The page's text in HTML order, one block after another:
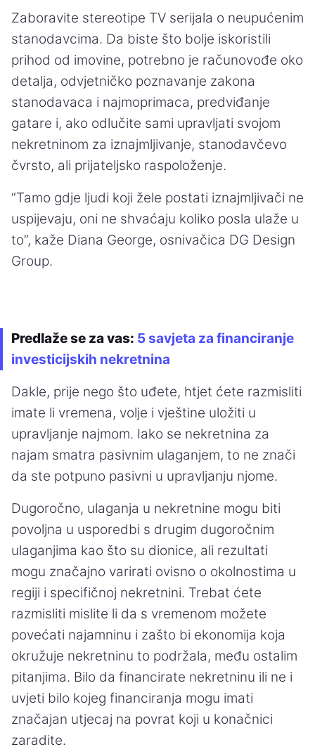
Zaboravite stereotipe TV serijala o neupućenim
stanodavcima. Da biste što bolje iskoristili
prihod od imovine, potrebno je računovođe oko
detalja, odvjetničko poznavanje zakona
stanodavaca i najmoprimaca, predviđanje
gatare i, ako odlučite sami upravljati svojom
nekretninom za iznajmljivanje, stanodavčevo
čvrsto, ali prijateljsko raspoloženje.
“Tamo gdje ljudi koji žele postati iznajmljivači ne
uspijevaju, oni ne shvaćaju koliko posla ulaže u
to”, kaže Diana George, osnivačica DG Design
Group.
Predlaže se za vas: 5 savjeta za financiranje
investicijskih nekretnina
Dakle, prije nego što uđete, htjet ćete razmisliti
imate li vremena, volje i vještine uložiti u
upravljanje najmom. Iako se nekretnina za
najam smatra pasivnim ulaganjem, to ne znači
da ste potpuno pasivni u upravljanju njome.
Dugoročno, ulaganja u nekretnine mogu biti
povoljna u usporedbi s drugim dugoročnim
ulaganjima kao što su dionice, ali rezultati
mogu značajno varirati ovisno o okolnostima u
regiji i specifičnoj nekretnini. Trebat ćete
razmisliti mislite li da s vremenom možete
povećati najamninu i zašto bi ekonomija koja
okružuje nekretninu to podržala, među ostalim
pitanjima. Bilo da financirate nekretninu ili ne i
uvjeti bilo kojeg financiranja mogu imati
značajan utjecaj na povrat koji u konačnici
zaradite.